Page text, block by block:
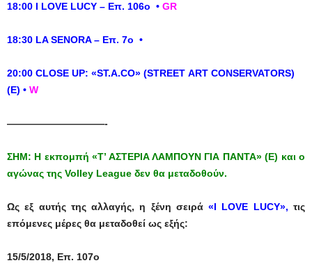
18:00 Ι LOVE LUCY – Επ. 106ο • GR
18:30 LA SENORA – Επ. 7ο •
20:00 CLOSE UP: «ST.A.CO» (STREET ART CONSERVATORS)
(E) • W
——————————-
ΣΗΜ: Η εκπομπή «Τ’ ΑΣΤΕΡΙΑ ΛΑΜΠΟΥΝ ΓΙΑ ΠΑΝΤΑ» (Ε) και ο
αγώνας της Volley League δεν θα μεταδοθούν.
Ως εξ αυτής της αλλαγής, η ξένη σειρά«I LOVE LUCY», τις
επόμενες μέρες θα μεταδοθεί ως εξής:
15/5/2018, Επ. 107ο